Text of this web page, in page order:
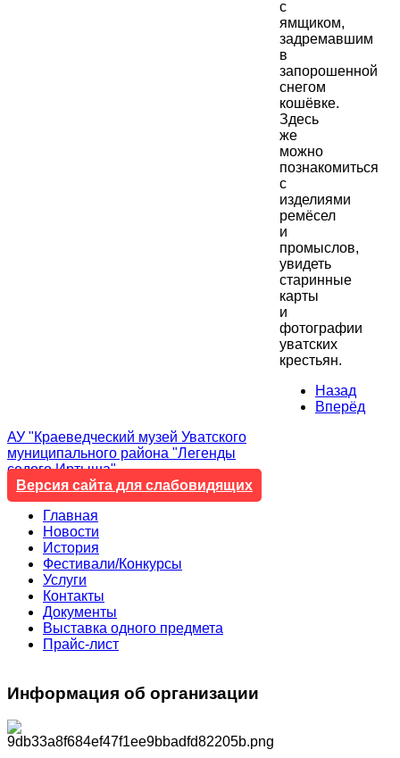
с
ямщиком,
задремавшим
в
запорошенной
снегом
кошёвке.
Здесь
же
можно
познакомиться
с
изделиями
ремёсел
и
промыслов,
увидеть
старинные
карты
и
фотографии
уватских
крестьян.
Назад
Вперёд
АУ "Краеведческий музей Уватского
муниципального района "Легенды
седого Иртыша"
Версия сайта для слабовидящих
Главная
Новости
История
Фестивали/Конкурсы
Услуги
Контакты
Документы
Выставка одного предмета
Прайс-лист
Информация об организации